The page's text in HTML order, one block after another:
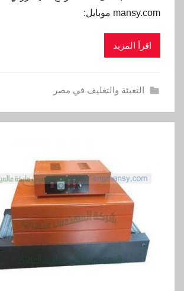
mansy.com موبايل:
اقرأ المزيد
التعبئة والتغليف في مصر